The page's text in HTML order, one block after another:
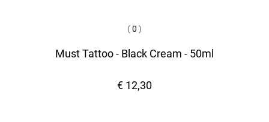
(0 )
Must Tattoo - Black Cream - 50ml
€ 12,30